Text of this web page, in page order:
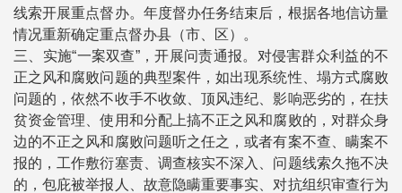
线索开展重点督办。年度督办任务结束后，根据各地信访量
情况重新确定重点督办县（市、区）。
三、实施“一案双查”，开展问责通报。对侵害群众利益的不
正之风和腐败问题的典型案件，如出现系统性、塌方式腐败
问题的，依然不收手不收敛、顶风违纪、影响恶劣的，在扶
贫资金管理、使用和分配上搞不正之风和腐败的，对群众身
边的不正之风和腐败问题听之任之，或者有案不查、瞒案不
报的，工作敷衍塞责、调查核实不深入、问题线索久拖不决
的，包庇被举报人、故意隐瞒重要事实、对抗组织审查行为